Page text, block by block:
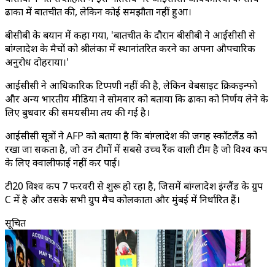
ढाका में बातचीत की, लेकिन कोई समझौता नहीं हुआ।
बीसीबी के बयान में कहा गया, 'बातचीत के दौरान बीसीबी ने आईसीसी से
बांग्लादेश के मैचों को श्रीलंका में स्थानांतरित करने का अपना औपचारिक
अनुरोध दोहराया।'
आईसीसी ने आधिकारिक टिप्पणी नहीं की है, लेकिन वेबसाइट क्रिकइन्फो
और अन्य भारतीय मीडिया ने सोमवार को बताया कि ढाका को निर्णय लेने के
लिए बुधवार की समयसीमा तय की गई है।
आईसीसी सूत्रों ने AFP को बताया है कि बांग्लादेश की जगह स्कॉटलैंड को
रखा जा सकता है, जो उन टीमों में सबसे उच्च रैंक वाली टीम है जो विश्व कप
के लिए क्वालीफाई नहीं कर पाई।
टी20 विश्व कप 7 फरवरी से शुरू हो रहा है, जिसमें बांग्लादेश इंग्लैंड के ग्रुप
C में है और उसके सभी ग्रुप मैच कोलकाता और मुंबई में निर्धारित हैं।
सूचित